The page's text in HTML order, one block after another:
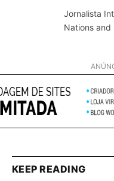
Jornalista
Nations
KEEP READING